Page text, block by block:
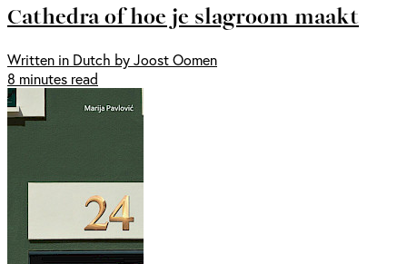
Cathedra of hoe je slagroom maakt
Written in Dutch by Joost Oomen
8 minutes read